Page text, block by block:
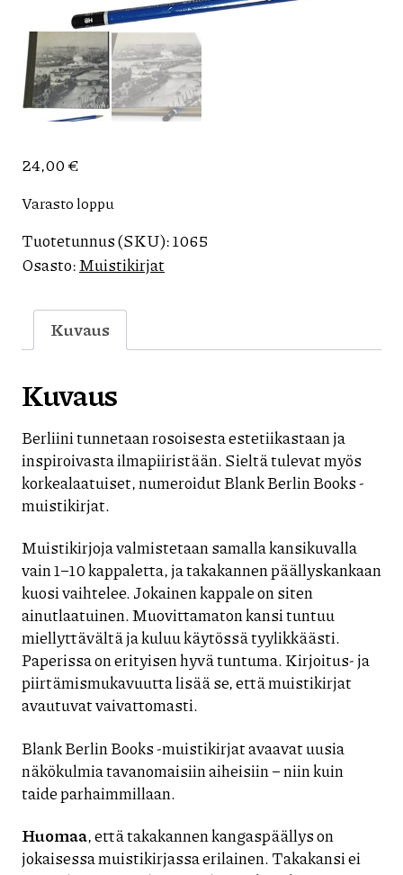
24,00€
Varasto loppu
Tuotetunnus (SKU):1065
Osasto:Muistikirjat
Kuvaus
Kuvaus
Berliini tunnetaan rosoisesta estetiikastaan ja
inspiroivasta ilmapiiristään. Sieltä tulevat myös
korkealaatuiset, numeroidut Blank Berlin Books -
muistikirjat.
Muistikirjoja valmistetaan samalla kansikuvalla
vain 1–10 kappaletta, ja takakannen päällyskankaan
kuosi vaihtelee. Jokainen kappale on siten
ainutlaatuinen. Muovittamaton kansi tuntuu
miellyttävältä ja kuluu käytössä tyylikkäästi.
Paperissa on erityisen hyvä tuntuma. Kirjoitus- ja
piirtämismukavuutta lisää se, että muistikirjat
avautuvat vaivattomasti.
Blank Berlin Books -muistikirjat avaavat uusia
näkökulmia tavanomaisiin aiheisiin – niin kuin
taide parhaimmillaan.
Huomaa, että takakannen kangaspäällys on
jokaisessa muistikirjassa erilainen. Takakansi ei